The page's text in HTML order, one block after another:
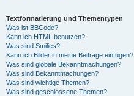
Textformatierung und Thementypen
Was ist BBCode?
Kann ich HTML benutzen?
Was sind Smilies?
Kann ich Bilder in meine Beiträge einfügen?
Was sind globale Bekanntmachungen?
Was sind Bekanntmachungen?
Was sind wichtige Themen?
Was sind geschlossene Themen?